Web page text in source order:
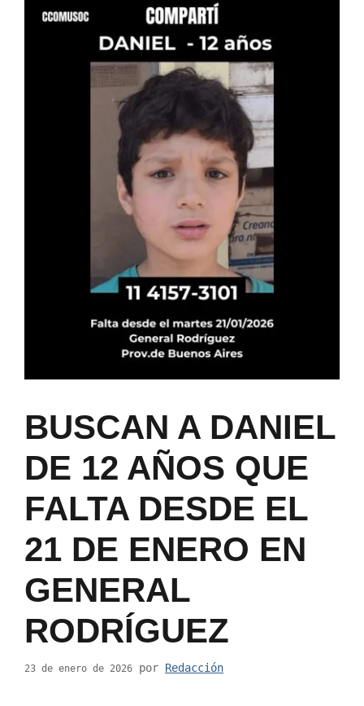
BUSCAN A DANIEL
DE 12 AÑOS QUE
FALTA DESDE EL
21 DE ENERO EN
GENERAL
RODRÍGUEZ
23 de enero de 2026 por Redacción